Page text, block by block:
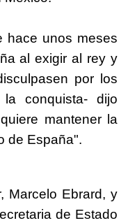
hace unos meses
al exigir al rey y
por los
la conquista- dijo
mantener la
de España".
Marcelo Ebrard, y
de Estado